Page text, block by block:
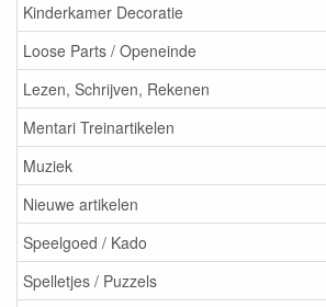
Kinderkamer Decoratie
Loose Parts / Openeinde
Lezen, Schrijven, Rekenen
Mentari Treinartikelen
Muziek
Nieuwe artikelen
Speelgoed / Kado
Spelletjes / Puzzels